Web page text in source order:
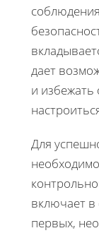
дает
и
Для
включает в
первых,